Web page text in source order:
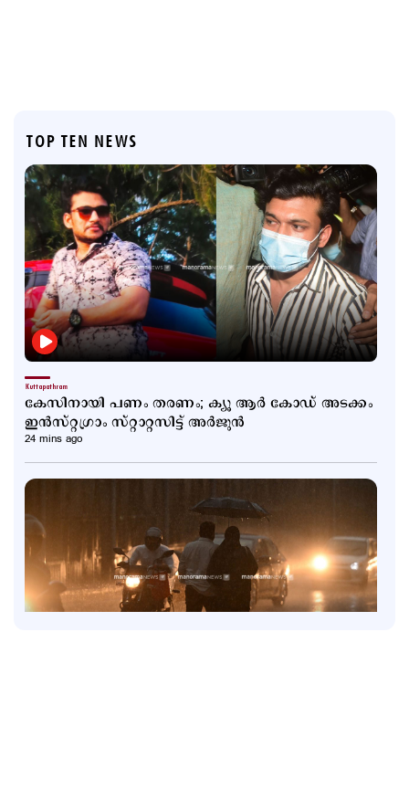
TOP TEN NEWS
Kuttapathram
കേസിനായി പണം തരണം; ക്യൂ ആര്‍ കോഡ് അടക്കം
ഇന്‍സ്റ്റഗ്രാം സ്റ്റാറ്റസിട്ട് അര്‍ജുന്‍
24 mins ago